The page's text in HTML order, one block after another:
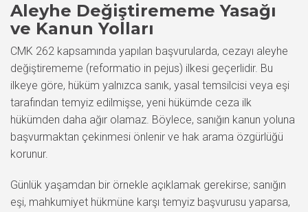
Aleyhe Değiştirememe Yasağı
ve Kanun Yolları
CMK 262 kapsamında yapılan başvurularda, cezayı aleyhe
değiştirememe (reformatio in pejus) ilkesi geçerlidir. Bu
ilkeye göre, hüküm yalnızca sanık, yasal temsilcisi veya eşi
tarafından temyiz edilmişse, yeni hükümde ceza ilk
hükümden daha ağır olamaz. Böylece, sanığın kanun yoluna
başvurmaktan çekinmesi önlenir ve hak arama özgürlüğü
korunur.
Günlük yaşamdan bir örnekle açıklamak gerekirse; sanığın
eşi, mahkumiyet hükmüne karşı temyiz başvurusu yaparsa,